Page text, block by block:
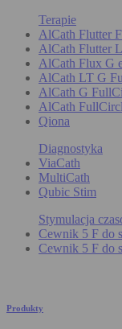
Terapie
AlCath Flutter
AlCath Flutter
AlCath Flux G
AlCath LT G
AlCath G
AlCath
Qiona
Diagnostyka
ViaCath
MultiCath
Qubic Stim
Stymulacja
Cewnik 5 F do
Cewnik 5 F do
Produkty